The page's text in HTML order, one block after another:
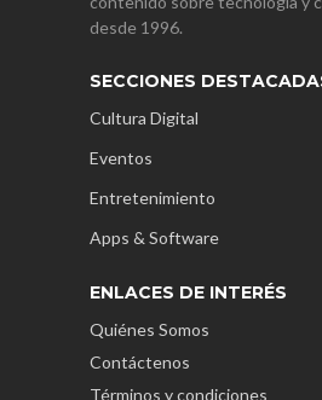
desde 1996.
SECCIONES
Cultura Digital
Eventos
Entretenimiento
Apps & Software
ENLACES DE INTERÉS
Quiénes Somos
Contáctenos
Términos y condiciones